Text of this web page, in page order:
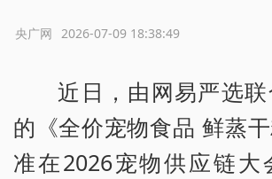
2026-07-09 18:38:49
央广网
近日，由网易严选
的《全价宠物食品 鲜蒸
准在2026宠物供应链大